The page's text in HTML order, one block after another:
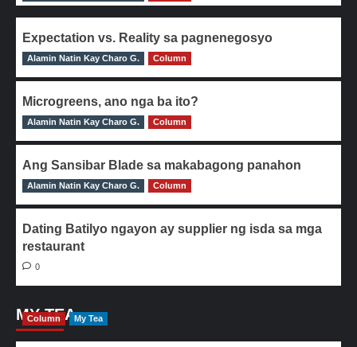
Expectation vs. Reality sa pagnenegosyo
0
Alamin Natin Kay Charo G. Column
Microgreens, ano nga ba ito?
0
Alamin Natin Kay Charo G. Column
Ang Sansibar Blade sa makabagong panahon
0
Alamin Natin Kay Charo G. Column
Dating Batilyo ngayon ay supplier ng isda sa mga
restaurant
0
MY TEA
Column My Tea